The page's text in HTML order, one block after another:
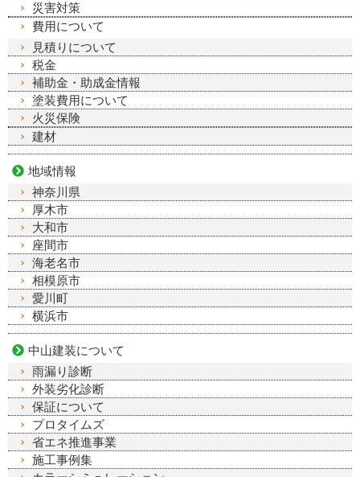
災害対策
費用について
見積りについて
税金
補助金・助成金情報
塗装費用について
火災保険
建材
地域情報
神奈川県
厚木市
大和市
座間市
海老名市
相模原市
愛川町
横浜市
中山建装について
雨漏り診断
外装劣化診断
保証について
プロタイムズ
省エネ推進事業
施工事例集